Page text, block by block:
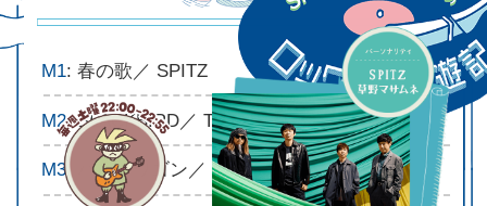
2018.03.04
M1: 春の歌／ SPITZ
M2: BLACKBIRD／ THE BEATLES
M3: バンドワゴン／ くるり